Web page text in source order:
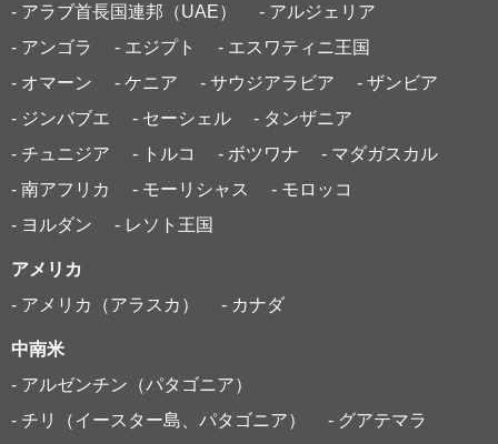
- アラブ首長国連邦（UAE）
- アルジェリア
- アンゴラ
- エジプト
- エスワティニ王国
- オマーン
- ケニア - サウジアラビア
- ザンビア
- ジンバブエ
- セーシェル
- タンザニア
- チュニジア
- トルコ - ボツワナ
- マダガスカル
- 南アフリカ
- モーリシャス
- モロッコ
- ヨルダン
- レソト王国
アメリカ
- アメリカ（アラスカ）
- カナダ
中南米
- アルゼンチン（パタゴニア）
- チリ（イースター島、パタゴニア）
- グアテマラ